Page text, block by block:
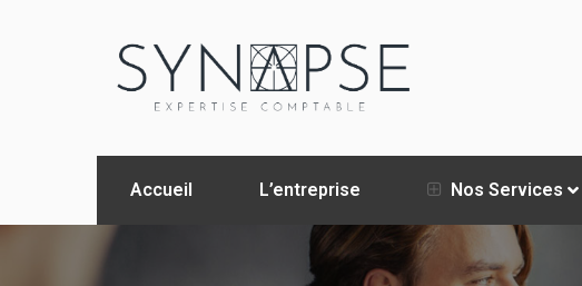
Accueil L’entreprise Nos Services